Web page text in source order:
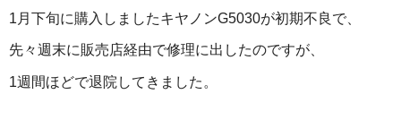
1月下旬に購入しましたキヤノンG5030が初期不良で、
先々週末に販売店経由で修理に出したのですが、
1週間ほどで退院してきました。